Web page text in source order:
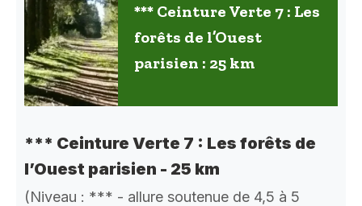
*** Ceinture Verte 7 : Les
forêts de l’Ouest
parisien : 25 km
*** Ceinture Verte 7 : Les forêts de
l’Ouest parisien - 25 km
(Niveau : *** - allure soutenue de 4,5 à 5